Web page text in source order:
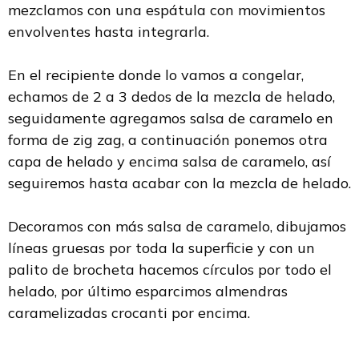
mezclamos con una espátula con movimientos
envolventes hasta integrarla.
En el recipiente donde lo vamos a congelar,
echamos de 2 a 3 dedos de la mezcla de helado,
seguidamente agregamos salsa de caramelo en
forma de zig zag, a continuación ponemos otra
capa de helado y encima salsa de caramelo, así
seguiremos hasta acabar con la mezcla de helado.
Decoramos con más salsa de caramelo, dibujamos
líneas gruesas por toda la superficie y con un
palito de brocheta hacemos círculos por todo el
helado, por último esparcimos almendras
caramelizadas crocanti por encima.